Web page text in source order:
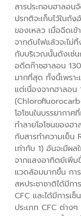
สารประกอบฮาลอน
ปรกติจะเก็บไว้ในถั
ของเหลว เมื่อฉีดเข้
จากดับไฟแล้วจะไม่
กับบริเวณนั้นดังเช่น
อดีตก๊าซฮาลอน
มากที่สุด ทั้งนี้เพรา
แต่เนื่องจากฮาลอน
โอโซนในบรรยากา
ทำลายโอโซนของฮ
กับสารทำความเย็น
เท่ากับ 1) อันจะมีผล
จากแสงอาทิตย์เพิ่
แวดล้อมมากขึ้น กา
สหประชาชาติได้มีก
CFC และได้มีการ
ประเภท CFC ต่าง